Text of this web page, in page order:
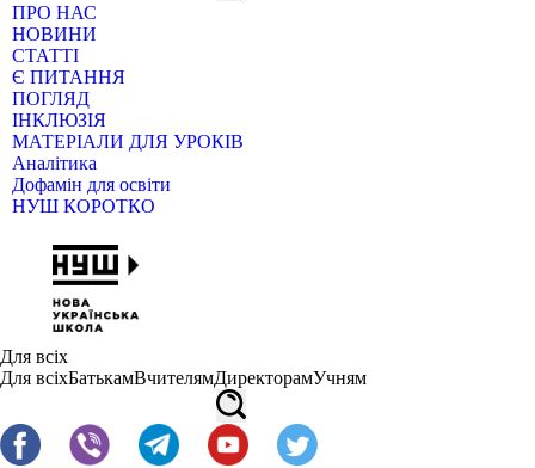
ПРО НАС
НОВИНИ
СТАТТІ
Є ПИТАННЯ
ПОГЛЯД
ІНКЛЮЗІЯ
МАТЕРІАЛИ ДЛЯ УРОКІВ
Аналітика
Дофамін для освіти
НУШ КОРОТКО
Для всіх
Для всіхБатькамВчителямДиректорамУчням